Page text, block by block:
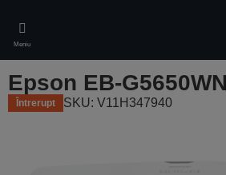
main
content
Meniu
Epson EB-
Întrerupt SKU: V11H347940